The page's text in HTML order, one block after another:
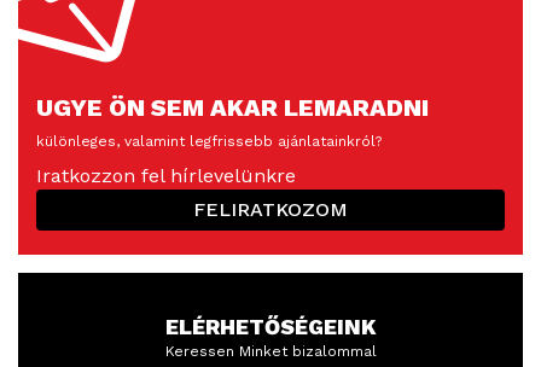
UGYE ÖN SEM AKAR LEMARADNI
különleges, valamint legfrissebb ajánlatainkról?
Iratkozzon fel hírlevelünkre
FELIRATKOZOM
ELÉRHETŐSÉGEINK
Keressen Minket bizalommal